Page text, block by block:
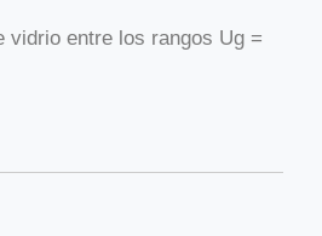
vidrio entre los rangos Ug =